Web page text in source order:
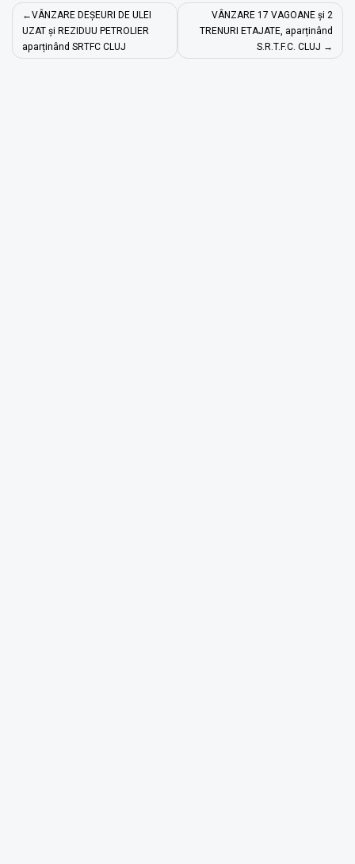
Navigare
în
articole
VÂNZARE DEȘEURI DE ULEI
UZAT și REZIDUU PETROLIER
aparținând SRTFC CLUJ
VÂNZARE 17 VAGOANE și 2
TRENURI ETAJATE, aparținând
S.R.T.F.C. CLUJ